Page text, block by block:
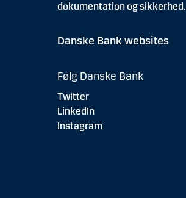
dokumentation og sikkerhed.
Danske Bank websites
Følg Danske Bank
Twitter
LinkedIn
Instagram